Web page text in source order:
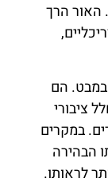
האור הרך
במבט. הם
ציבורי
במקרים
הבהירה
לראותו.